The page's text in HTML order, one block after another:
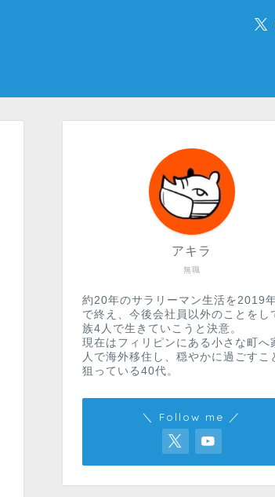
無職
アキラ
約20年のサラリーマン生活を2019
で終え、今後会社員以外のことをし
族4人で生きていこうと決意。
現在はフィリピンにある小さな町へ
人で海外移住し、穏やかに過ごすこ
狙っている40代。
＼ Follow me ／